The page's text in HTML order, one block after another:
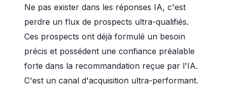
Ne pas exister dans les réponses IA, c'est
perdre un flux de prospects ultra-qualifiés.
Ces prospects ont déjà formulé un besoin
précis et possédent une confiance préalable
forte dans la recommandation reçue par l'IA.
C'est un canal d'acquisition ultra-performant.